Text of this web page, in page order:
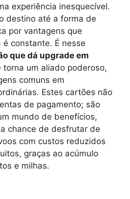
experiência inesquecível.
destino até a forma de
por vantagens que
constante. É nesse
que dá upgrade em
torna um aliado poderoso,
comuns em
Estes cartões não
de pagamento; são
mundo de benefícios,
chance de desfrutar de
com custos reduzidos
graças ao acúmulo
e milhas.